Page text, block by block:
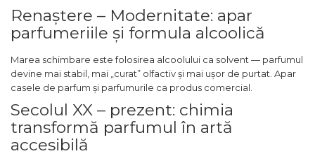
Iarba
Iasomie
Iaurt
Iris
Lapte
Larcimioare
Renaștere – Modernitate: apar
parfumeriile și formula alcoolică
Marea schimbare este folosirea alcoolului ca solvent — parfumul
devine mai stabil, mai „curat” olfactiv și mai ușor de purtat. Apar
casele de parfum și parfumurile ca produs comercial.
Secolul XX – prezent: chimia
transformă parfumul în artă
accesibilă